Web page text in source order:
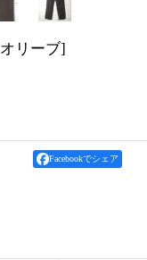
オリーブ]
Facebookでシェア